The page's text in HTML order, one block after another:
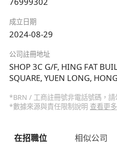
成立日期
2024-08-29
公司註冊地址
SHOP 3C G/F, HING FAT
SQUARE, YUEN LONG,
*BRN / 工商註冊號非電話號碼，請
*數據來源與責任限制說明 查看更多
在招職位 相似公司